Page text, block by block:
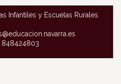
Infantiles y Escuelas Rurales
848424803